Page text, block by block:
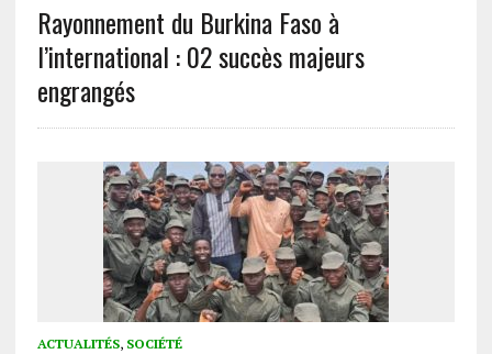
Rayonnement du Burkina Faso à
l’international : 02 succès majeurs
engrangés
ACTUALITÉS, SOCIÉTÉ